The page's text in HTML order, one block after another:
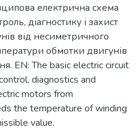
електрична схема
діагностику і захист
від несиметричного
обмотки двигунів
EN: The basic electric circuit
diagnostics and
motors from
the temperature of winding
value.